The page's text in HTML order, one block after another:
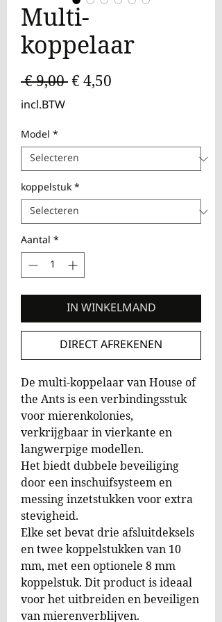
Multi-
koppelaar
€ 9,00 Normale
€ 4,50
incl.BTW
Model*
koppelstuk*
Aantal*
IN WINKELMAND
DIRECT AFREKENEN
De multi-koppelaar van House of
the Ants is een verbindingsstuk
voor mierenkolonies,
verkrijgbaar in vierkante en
langwerpige modellen.
Het biedt dubbele beveiliging
door een inschuifsysteem en
messing inzetstukken voor extra
stevigheid.
Elke set bevat drie afsluitdeksels
en twee koppelstukken van 10
mm, met een optionele 8 mm
koppelstuk. Dit product is ideaal
voor het uitbreiden en beveiligen